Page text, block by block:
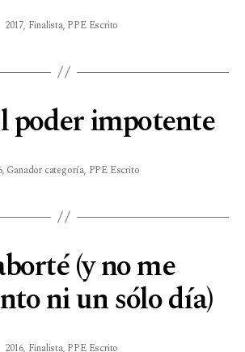
2017, Finalista, PPE Escrito
poder impotente
, Ganador categoría, PPE Escrito
(y no me
ni un sólo día)
2016, Finalista, PPE Escrito